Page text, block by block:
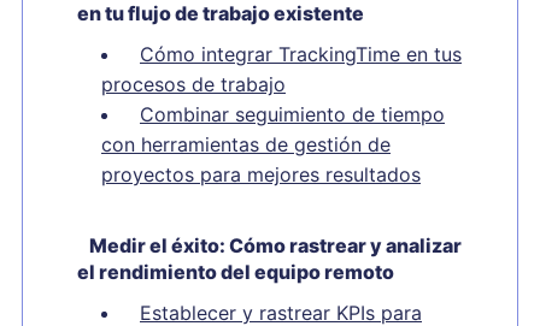
en tu flujo de trabajo existente
Cómo integrar TrackingTime en tus
procesos de trabajo
Combinar seguimiento de tiempo
con herramientas de gestión de
proyectos para mejores resultados
Medir el éxito: Cómo rastrear y analizar
el rendimiento del equipo remoto
Establecer y rastrear KPIs para